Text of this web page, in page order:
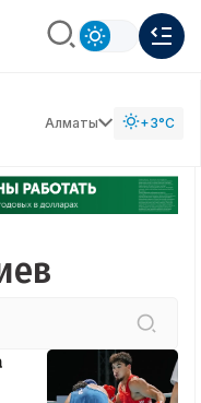
Алматы +3°C